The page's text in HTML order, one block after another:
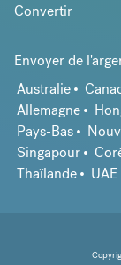
Convertir
Envoyer de
Australie
Allemagne
Pays-Bas
Singapour
Thaïlande
UAE